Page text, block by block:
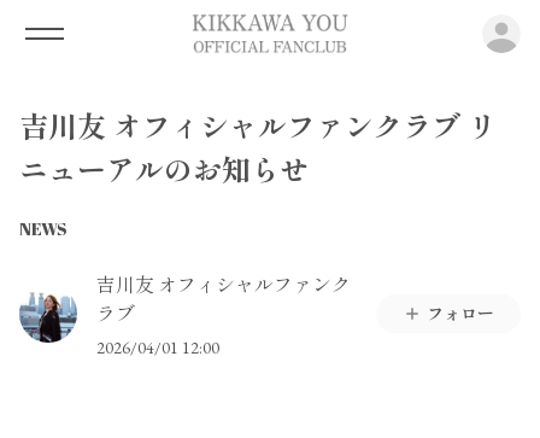
吉川友 オフィシャルファンクラブ リ
ニューアルのお知らせ
NEWS
吉川友 オフィシャルファンク
ラブ
2026/04/01 12:00
フォロー